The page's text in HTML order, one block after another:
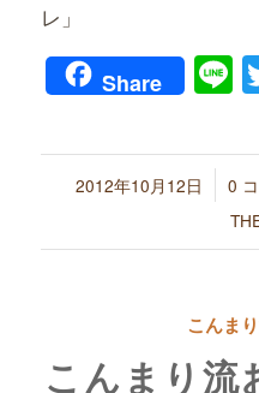
レ」
Share
2012年10月12日
/ 0 /
こんま
こんまり流